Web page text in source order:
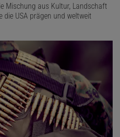
Mischung aus Kultur, Landschaft
USA prägen und weltweit